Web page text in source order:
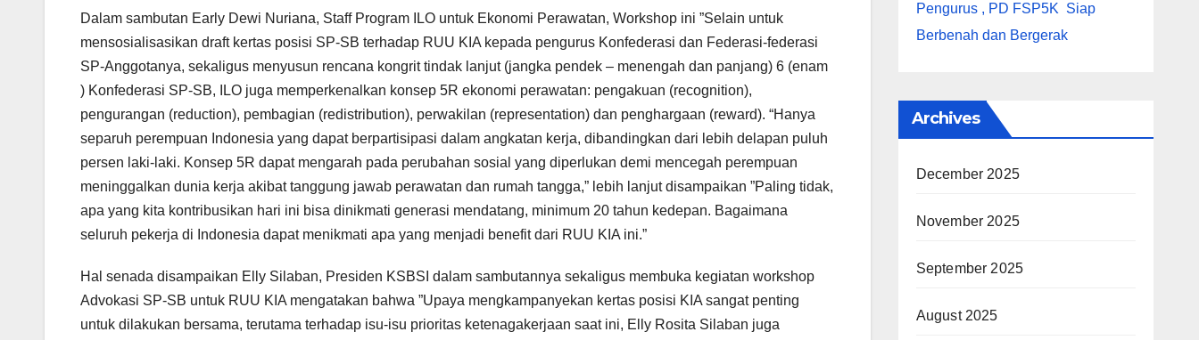
Dalam sambutan Early Dewi Nuriana, Staff Program ILO untuk Ekonomi Perawatan, Workshop ini ”Selain untuk
mensosialisasikan draft kertas posisi SP-SB terhadap RUU KIA kepada pengurus Konfederasi dan Federasi-federasi
SP-Anggotanya, sekaligus menyusun rencana kongrit tindak lanjut (jangka pendek – menengah dan panjang) 6 (enam
) Konfederasi SP-SB, ILO juga memperkenalkan konsep 5R ekonomi perawatan: pengakuan (recognition),
pengurangan (reduction), pembagian (redistribution), perwakilan (representation) dan penghargaan (reward). “Hanya
separuh perempuan Indonesia yang dapat berpartisipasi dalam angkatan kerja, dibandingkan dari lebih delapan puluh
persen laki-laki. Konsep 5R dapat mengarah pada perubahan sosial yang diperlukan demi mencegah perempuan
meninggalkan dunia kerja akibat tanggung jawab perawatan dan rumah tangga,” lebih lanjut disampaikan ”Paling tidak,
apa yang kita kontribusikan hari ini bisa dinikmati generasi mendatang, minimum 20 tahun kedepan. Bagaimana
seluruh pekerja di Indonesia dapat menikmati apa yang menjadi benefit dari RUU KIA ini.”
Hal senada disampaikan Elly Silaban, Presiden KSBSI dalam sambutannya sekaligus membuka kegiatan workshop
Advokasi SP-SB untuk RUU KIA mengatakan bahwa ”Upaya mengkampanyekan kertas posisi KIA sangat penting
untuk dilakukan bersama, terutama terhadap isu-isu prioritas ketenagakerjaan saat ini, Elly Rosita Silaban juga
Pengurus , PD FSP5K Siap
Berbenah dan Bergerak
Archives
December 2025
November 2025
September 2025
August 2025